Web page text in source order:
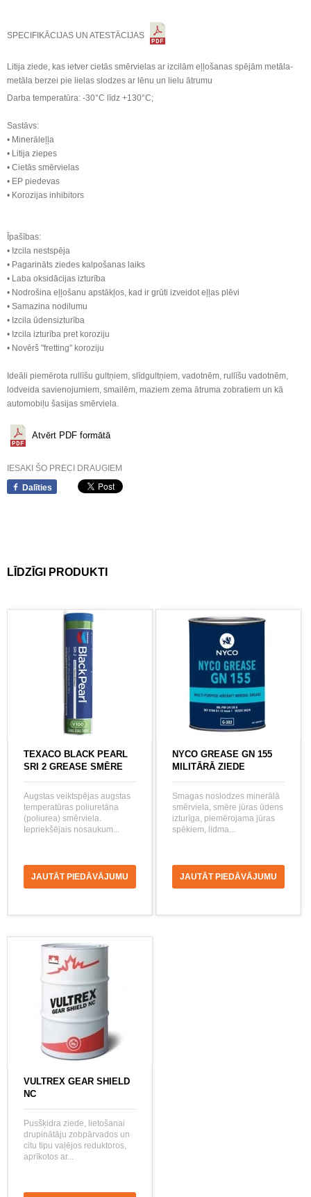
SPECIFIKĀCIJAS UN ATESTĀCIJAS
Litija ziede, kas ietver cietās smērvielas ar izcilām eļļošanas spējām metāla-
metāla berzei pie lielas slodzes ar lēnu un lielu ātrumu
Darba temperatūra: -30°C līdz +130°C;
Sastāvs:
• Minerāleļļa
• Litija ziepes
• Cietās smērvielas
• EP piedevas
• Korozijas inhibitors
Īpašības:
• Izcila nestspēja
• Pagarināts ziedes kalpošanas laiks
• Laba oksidācijas izturība
• Nodrošina eļļošanu apstākļos, kad ir grūti izveidot eļļas plēvi
• Samazina nodilumu
• Izcila ūdensizturība
• Izcila izturība pret koroziju
• Novērš "fretting" koroziju
Ideāli piemērota rullīšu gultņiem, slīdgultņiem, vadotnēm, rullīšu vadotnēm,
lodveida savienojumiem, smailēm, maziem zema ātruma zobratiem un kā
automobiļu šasijas smērviela.
Atvērt PDF formātā
IESAKI ŠO PRECI DRAUGIEM
Dalīties
LĪDZĪGI PRODUKTI
TEXACO BLACK PEARL
SRI 2 GREASE SMĒRE
Augstas veiktspējas augstas
temperatūras poliuretāna
(poliurea) smērviela.
Iepriekšējais nosaukum...
JAUTĀT PIEDĀVĀJUMU
NYCO GREASE GN 155
MILITĀRĀ ZIEDE
Smagas noslodzes minerālā
smērviela, smēre jūras ūdens
izturīga, piemērojama jūras
spēkiem, lidma...
JAUTĀT PIEDĀVĀJUMU
VULTREX GEAR SHIELD
NC
Pusšķidra ziede, lietošanai
drupinātāju zobpārvados un
citu tipu vaļējos reduktoros,
aprīkotos ar...